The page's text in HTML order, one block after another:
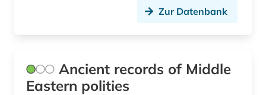
geografie (3)
Zur Datenbank
Ancient records of Middle
Eastern polities